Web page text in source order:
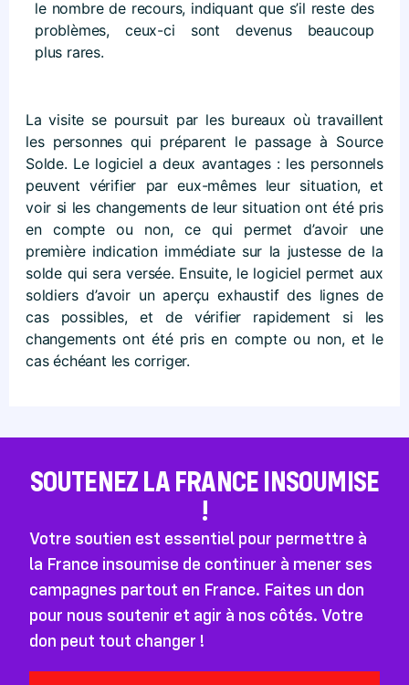
le nombre de recours, indiquant que s’il reste des
problèmes, ceux-ci sont devenus beaucoup
plus rares.
La visite se poursuit par les bureaux où travaillent
les personnes qui préparent le passage à Source
Solde. Le logiciel a deux avantages : les personnels
peuvent vérifier par eux-mêmes leur situation, et
voir si les changements de leur situation ont été pris
en compte ou non, ce qui permet d’avoir une
première indication immédiate sur la justesse de la
solde qui sera versée. Ensuite, le logiciel permet aux
soldiers d’avoir un aperçu exhaustif des lignes de
cas possibles, et de vérifier rapidement si les
changements ont été pris en compte ou non, et le
cas échéant les corriger.
SOUTENEZ LA FRANCE INSOUMISE
!
Votre soutien est essentiel pour permettre à
la France insoumise de continuer à mener ses
campagnes partout en France. Faites un don
pour nous soutenir et agir à nos côtés. Votre
don peut tout changer !